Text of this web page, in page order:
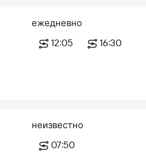
ежедневно
12:05
16:30
неизвестно
07:50